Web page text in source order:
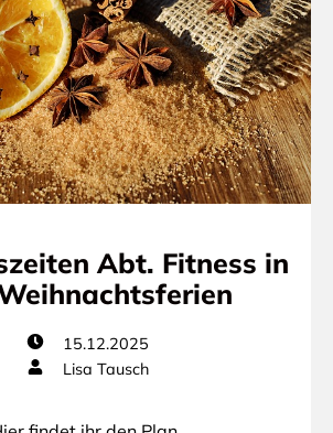
Abt. Fitness in
15.12.2025
Lisa Tausch